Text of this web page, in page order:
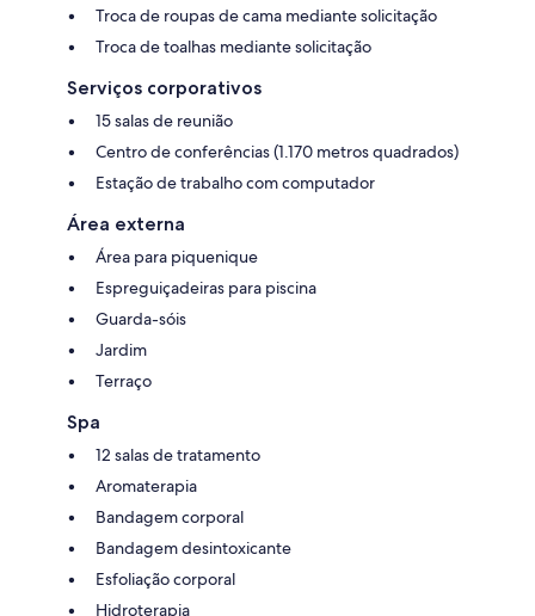
Troca de roupas de cama mediante solicitação
Troca de toalhas mediante solicitação
Serviços corporativos
15 salas de reunião
Centro de conferências (1.170 metros quadrados)
Estação de trabalho com computador
Área externa
Área para piquenique
Espreguiçadeiras para piscina
Guarda-sóis
Jardim
Terraço
Spa
12 salas de tratamento
Aromaterapia
Bandagem corporal
Bandagem desintoxicante
Esfoliação corporal
Hidroterapia